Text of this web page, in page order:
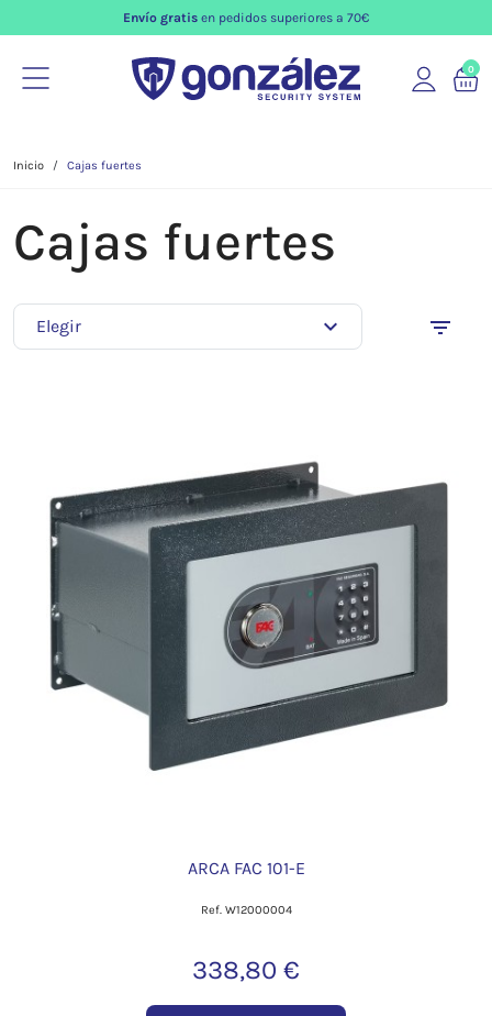
Envío gratis en pedidos superiores a 70€
0
Inicio Cajas fuertes
Cajas fuertes
Elegir expand_more filter_list
ARCA FAC 101-E
Ref. W12000004
338,80 €